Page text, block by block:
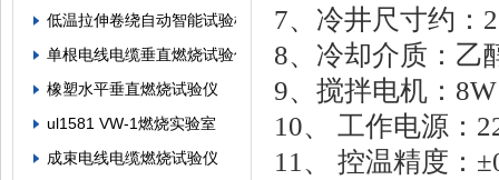
低温拉伸卷绕自动智能试验机
单根电线电缆垂直燃烧试验仪
橡塑水平垂直燃烧试验仪
ul1581 VW-1燃烧实验室
成束电线电缆燃烧试验仪
7、冷井尺寸约：
8、冷却介质：乙
9、搅拌电机：8W
10、 工作电源：
11、 控温精度：